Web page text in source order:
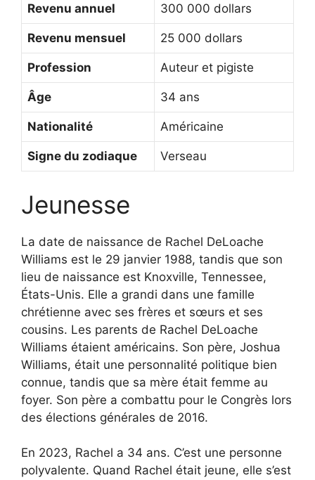
Revenu annuel 300 000 dollars
Revenu mensuel 25 000 dollars
Profession Auteur et pigiste
Âge 34 ans
Nationalité Américaine
Signe du zodiaque Verseau
Jeunesse
La date de naissance de Rachel DeLoache
Williams est le 29 janvier 1988, tandis que son
lieu de naissance est Knoxville, Tennessee,
États-Unis. Elle a grandi dans une famille
chrétienne avec ses frères et sœurs et ses
cousins. Les parents de Rachel DeLoache
Williams étaient américains. Son père, Joshua
Williams, était une personnalité politique bien
connue, tandis que sa mère était femme au
foyer. Son père a combattu pour le Congrès lors
des élections générales de 2016.
En 2023, Rachel a 34 ans. C’est une personne
polyvalente. Quand Rachel était jeune, elle s’est